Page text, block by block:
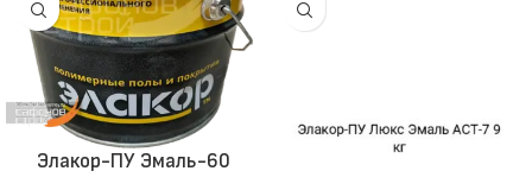
Элакор-ПУ Эмаль-60